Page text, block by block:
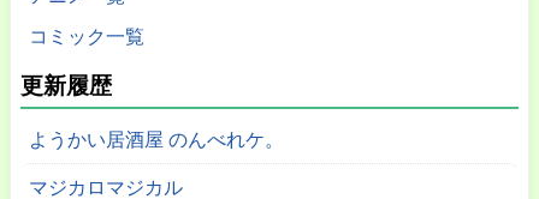
コミック一覧
更新履歴
ようかい居酒屋 のんべれケ。
マジカロマジカル